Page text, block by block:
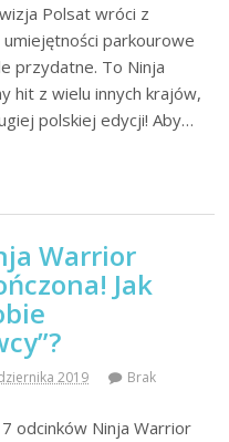
Polsat wróci z
parkourowe
przydatne. To Ninja
hit z wielu innych krajów,
polskiej edycji! Aby…
Warrior
Jak
2019
Brak
odcinków Ninja Warrior